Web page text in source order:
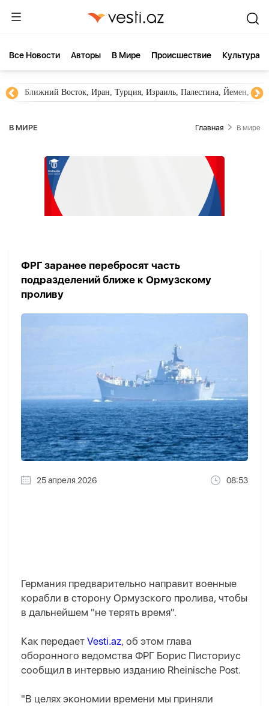
Все Новости Aвторы В Мире Происшествие Культура
Ближний Восток, Иран, Турция, Израиль, Палестина, Йемен,
В МИРЕ Главная В мире
ФРГ заранее перебросят часть
подразделений ближе к Ормузскому
проливу
25 апреля 2026 08:53
Германия предварительно направит военные
корабли в сторону Ормузского пролива, чтобы
в дальнейшем "не терять время".
Как передает Vesti.az, об этом глава
оборонного ведомства ФРГ Борис Писториус
сообщил в интервью изданию Rheinische Post.
"В целях экономии времени мы приняли